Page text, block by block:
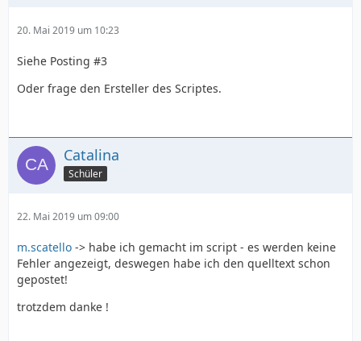
20. Mai 2019 um 10:23
Siehe Posting #3
Oder frage den Ersteller des Scriptes.
Catalina
Schüler
22. Mai 2019 um 09:00
m.scatello -> habe ich gemacht im script - es werden keine
Fehler angezeigt, deswegen habe ich den quelltext schon
gepostet!
trotzdem danke !